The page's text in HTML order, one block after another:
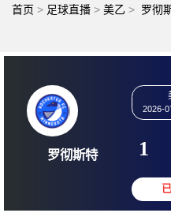
首页 > 足球直播 > 美乙 > 罗彻
罗彻斯特